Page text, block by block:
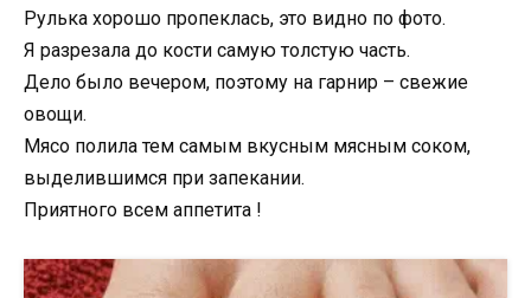
Рулька хорошо пропеклась, это видно по фото.
Я разрезала до кости самую толстую часть.
Дело было вечером, поэтому на гарнир – свежие
овощи.
Мясо полила тем самым вкусным мясным соком,
выделившимся при запекании.
Приятного всем аппетита !